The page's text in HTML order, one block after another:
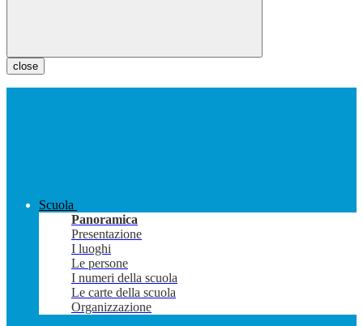
close
Scuola
Panoramica
Presentazione
I luoghi
Le persone
I numeri della scuola
Le carte della scuola
Organizzazione